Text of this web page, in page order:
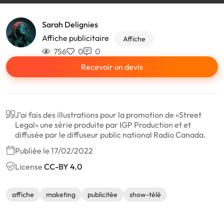
Sarah Delignies
Affiche publicitaire
Affiche
756 0
0
Recevoir un devis
J’ai fais des illustrations pour la promotion de «Street
Legal» une série produite par IGP Production et et
diffusée par le diffuseur public national Radio Canada.
Publiée le 17/02/2022
License CC-BY 4.0
affiche maketing publicitée show-télé